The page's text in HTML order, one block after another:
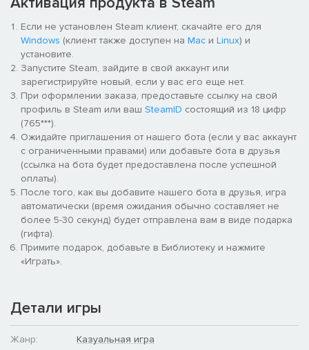
more before facing your next foe.
Если не установлен Steam клиент, скачайте его для
Windows (клиент также доступен на Mac и Linux) и
установите.
Запустите Steam, зайдите в свой аккаунт или
зарегистрируйте новый, если у вас его еще нет.
При оформлении заказа, предоставьте ссылку на свой
профиль в Steam или ваш SteamID состоящий из 18 цифр
(765***).
Ожидайте приглашения от нашего бота (если у вас аккаунт
с ограниченными правами) или добавьте бота в друзья
(ссылка на бота будет предоставлена после успешной
оплаты).
После того, как вы добавите нашего бота в друзья, игра
автоматически (время ожидания обычно составляет не
более 5-30 секунд) будет отправлена вам в виде подарка
(гифта).
Примите подарок, добавьте в Библиотеку и нажмите
«Играть».
Детали игры
Жанр:
Казуальная игра